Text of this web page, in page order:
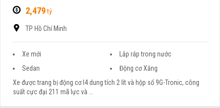
2,479tỷ
TP Hồ Chí Minh
Xe mới
Lắp ráp trong nước
Sedan
Động cơ Xăng
Xe được trang bị động cơ I4 dung tích 2 lít và hộp số 9G-Tronic, công
suất cực đại 211 mã lực và ...